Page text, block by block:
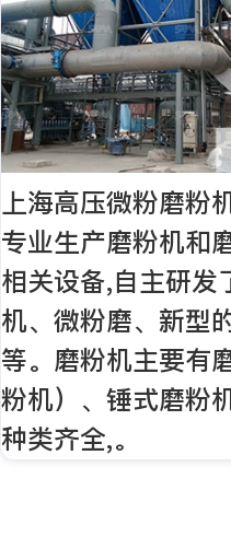
上海高压微粉磨粉
专业生产磨粉机和
相关设备,自主研发
机、微粉磨、新型
等。磨粉机主要有
粉机）、锤式磨粉
种类齐全,。